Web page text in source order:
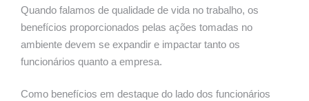
Quando falamos de qualidade de vida no trabalho, os
benefícios proporcionados pelas ações tomadas no
ambiente devem se expandir e impactar tanto os
funcionários quanto a empresa.
Como benefícios em destaque do lado dos funcionários